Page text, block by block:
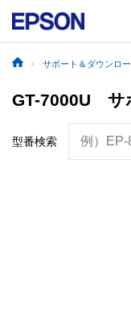
サポート＆ダウンロ
GT-7000U サ
型番検索 例）EP-